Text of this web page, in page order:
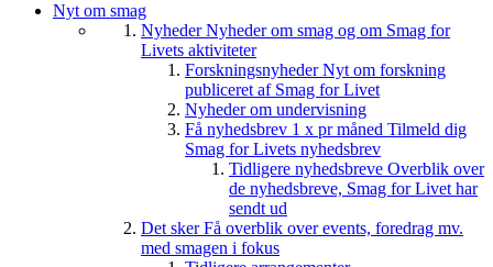
Nyt om smag
NyhederNyheder om smag og om Smag for
Livets aktiviteter
ForskningsnyhederNyt om forskning
publiceret af Smag for Livet
Nyheder om undervisning
Få nyhedsbrev 1 x pr måned Tilmeld dig
Smag for Livets nyhedsbrev
Tidligere nyhedsbreve Overblik over
de nyhedsbreve, Smag for Livet har
sendt ud
Det skerFå overblik over events, foredrag mv.
med smagen i fokus